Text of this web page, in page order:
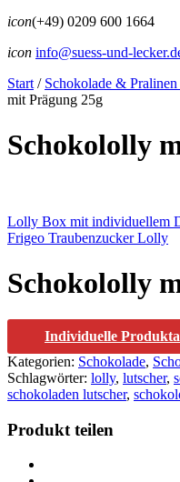
icon(+49) 0209 600 1664
icon info@suess-und-
Start / Schokolade &
mit Prägung 25g
Schokololly
Lolly Box mit individuellem
Frigeo Traubenzucker Lolly
Schokololly
Individuelle
Kategorien: Schokolade,
Schlagwörter: lolly, lutscher,
schokoladen lutscher,
Produkt teilen